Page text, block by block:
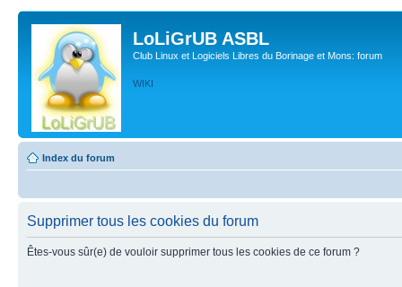
LoLiGrUB ASBL
Club Linux et Logiciels Libres du Borinage et Mons: forum
WIKI
Index du forum
Supprimer tous les cookies du forum
Êtes-vous sûr(e) de vouloir supprimer tous les cookies de ce forum ?